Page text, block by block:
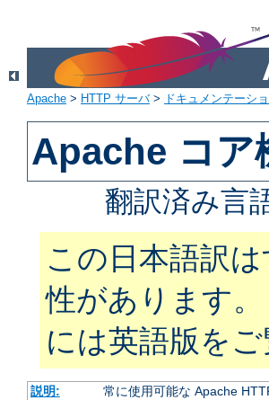
Apache > HTTP サーバ> ドキュメンテーシ
Apache コア
翻訳済み言
この日本語訳
性があります
には英語版を
説明:
常に使用可能な Apache